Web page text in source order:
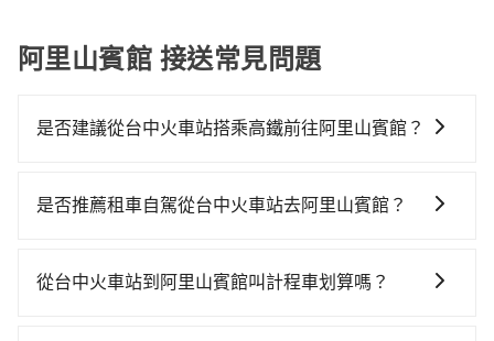
阿里山賓館 接送常見問題
是否建議從台中火車站搭乘高鐵前往阿里山賓館？
費時！從最早06:25一直到23:07，台中-嘉義一天最多有
程約32分鐘。抵達高鐵站後，步行進站、現場購票並於
是否推薦租車自駕從台中火車站去阿里山賓館？
時不需要閉目養神（因為要自己開車），最重要的是你
從台中火車站到阿里山賓館叫計程車划算嗎？